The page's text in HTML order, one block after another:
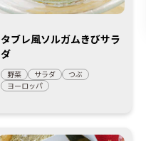
タブレ風ソルガムきびサラ
ダ
野菜 サラダ
つぶ
ヨーロッパ